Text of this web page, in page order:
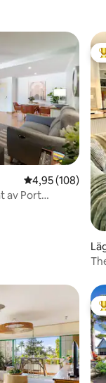
4,95 av 5 i
4,95 (108)
av Port